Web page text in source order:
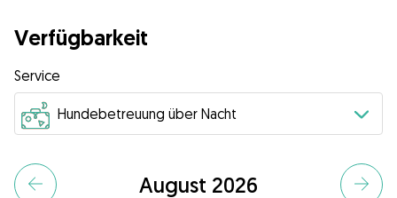
Verfügbarkeit
Service
August 2026